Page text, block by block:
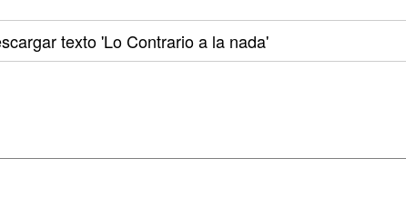
texto'Lo Contrario a la nada'